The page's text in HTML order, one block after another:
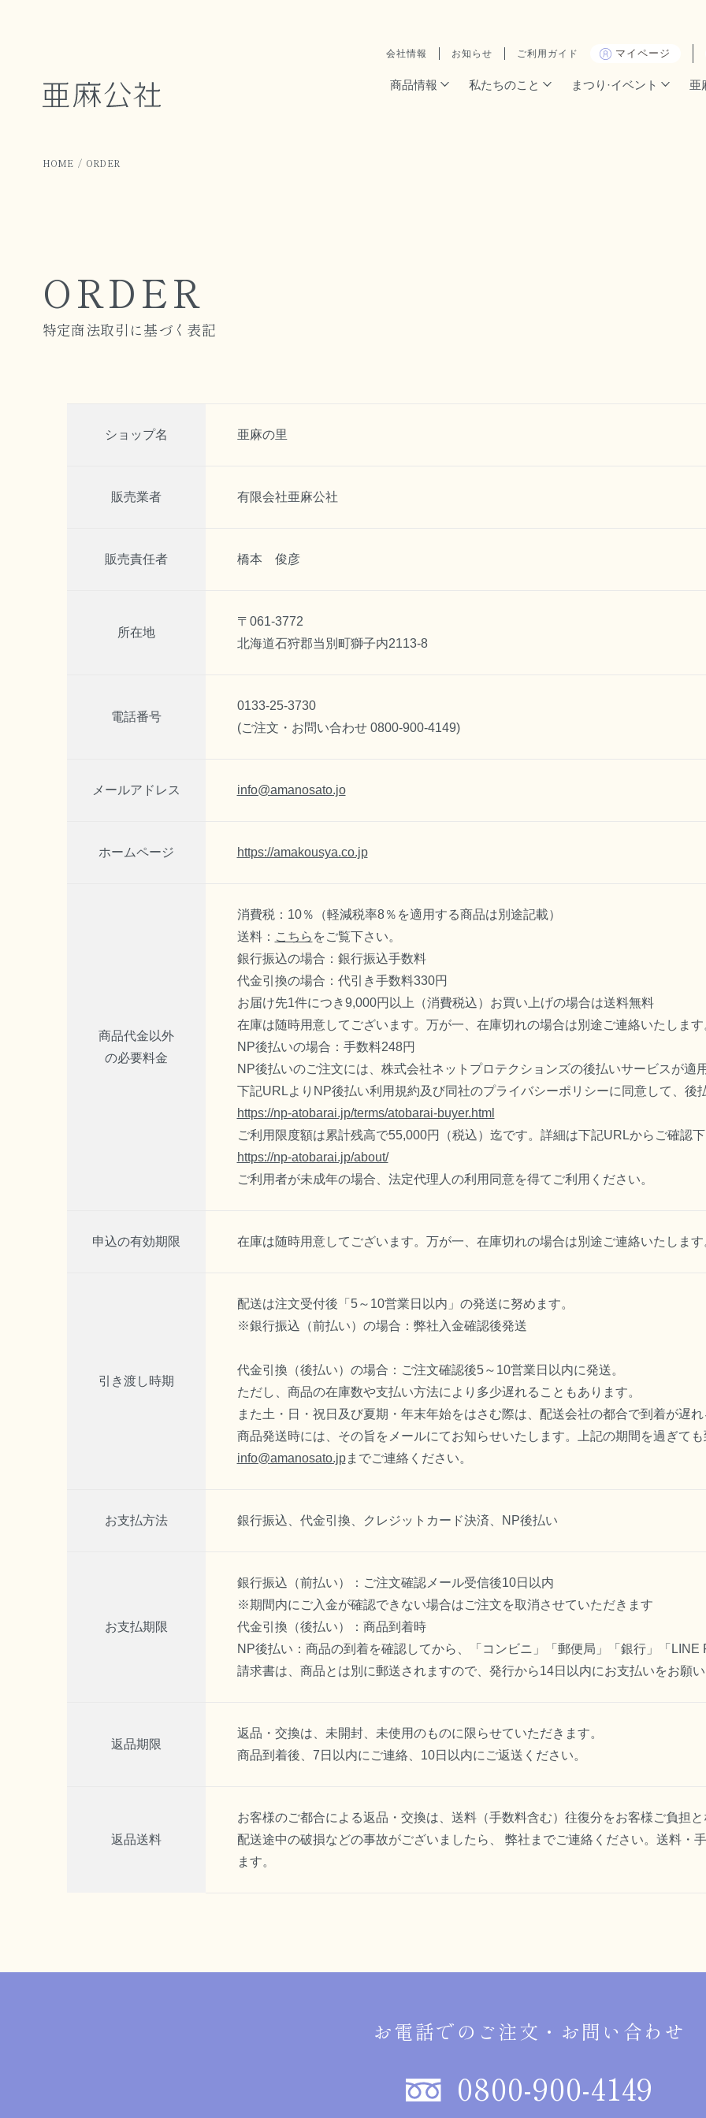
会社情報 お知らせ ご利用ガイド マイページ
商品情報 私たちのこと まつり·イベント 亜
HOME ORDER
ORDER
特定商法取引に基づく表記
ショップ名 亜麻の里
販売業者 有限会社亜麻公社
販売責任者 橋本 俊彦
所在地
〒061-3772
北海道石狩郡当別町獅子内2113-8
電話番号
0133-25-3730
(ご注文・お問い合わせ 0800-900-4149)
メールアドレス info@amanosato.jo
ホームページ https://amakousya.co.jp
商品代金以外
の必要料金
消費税：10％（軽減税率8％を適用する商品は別途記載）
送料： こちら をご覧下さい。
銀行振込の場合：銀行振込手数料
代金引換の場合：代引き手数料330円
お届け先1件につき9,000円以上（消費税込）お買い上げの場合は送料無料
在庫は随時用意してございます。万が一、在庫切れの場合は別途ご連絡いたします
NP後払いの場合：手数料248円
NP後払いのご注文には、株式会社ネットプロテクションズの後払いサービスが適
下記URLよりNP後払い利用規約及び同社のプライバシーポリシーに同意して、後
https://np-atobarai.jp/terms/atobarai-buyer.html
ご利用限度額は累計残高で55,000円（税込）迄です。詳細は下記URLからご確認
https://np-atobarai.jp/about/
ご利用者が未成年の場合、法定代理人の利用同意を得てご利用ください。
申込の有効期限 在庫は随時用意してございます。万が一、在庫切れの場合は別途ご連絡いたします
引き渡し時期
配送は注文受付後「5～10営業日以内」の発送に努めます。
※銀行振込（前払い）の場合：弊社入金確認後発送
代金引換（後払い）の場合：ご注文確認後5～10営業日以内に発送。
ただし、商品の在庫数や支払い方法により多少遅れることもあります。
また土・日・祝日及び夏期・年末年始をはさむ際は、配送会社の都合で到着が遅
商品発送時には、その旨をメールにてお知らせいたします。上記の期間を過ぎて
info@amanosato.jpまでご連絡ください。
お支払方法 銀行振込、代金引換、クレジットカード決済、NP後払い
お支払期限
銀行振込（前払い）：ご注文確認メール受信後10日以内
※期間内にご入金が確認できない場合はご注文を取消させていただきます
代金引換（後払い）：商品到着時
NP後払い：商品の到着を確認してから、「コンビニ」「郵便局」「銀行」「
請求書は、商品とは別に郵送されますので、発行から14日以内にお支払いをお願
返品期限
返品・交換は、未開封、未使用のものに限らせていただきます。
商品到着後、7日以内にご連絡、10日以内にご返送ください。
返品送料
お客様のご都合による返品・交換は、送料（手数料含む）往復分をお客様ご負担
配送途中の破損などの事故がございましたら、 弊社までご連絡ください。送料・
ます。
お電話でのご注文・お問い合わせ
0800-900-4149